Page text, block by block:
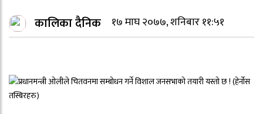
कालिका दैनिक १७ माघ २०७७, शनिबार ११:५१